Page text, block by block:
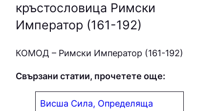
кръстословица Римски
Император (161-192)
КОМОД – Римски Император (161-192)
Свързани статии, прочетете още:
Висша Сила, Определяща